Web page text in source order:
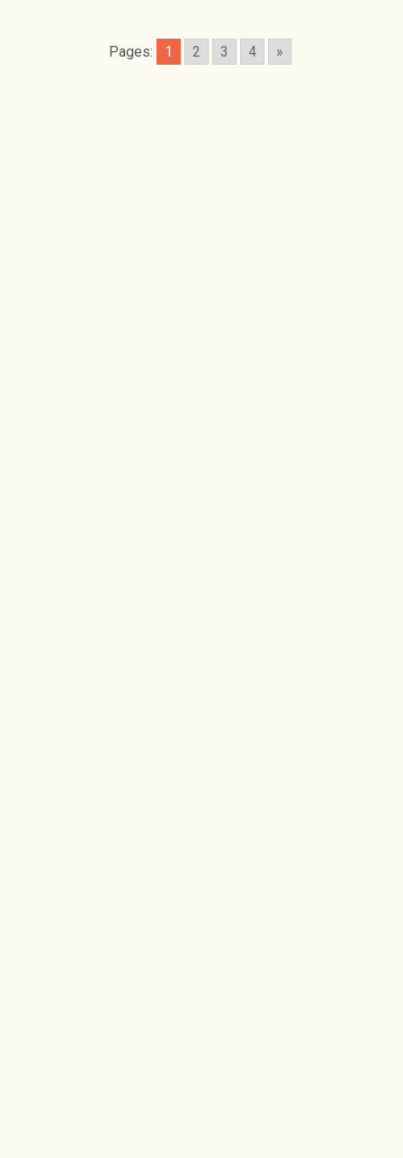
Pages: 1 2 3 4 »